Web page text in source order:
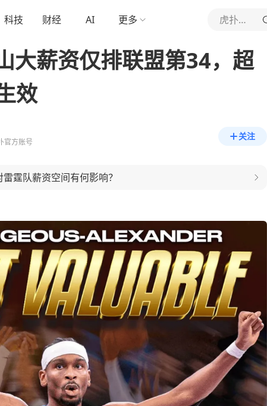
科技 财经 AI 更多 虎扑体育内容
大薪资仅排联盟第34，超
效
官方账号
关注
霆队薪资空间有何影响？